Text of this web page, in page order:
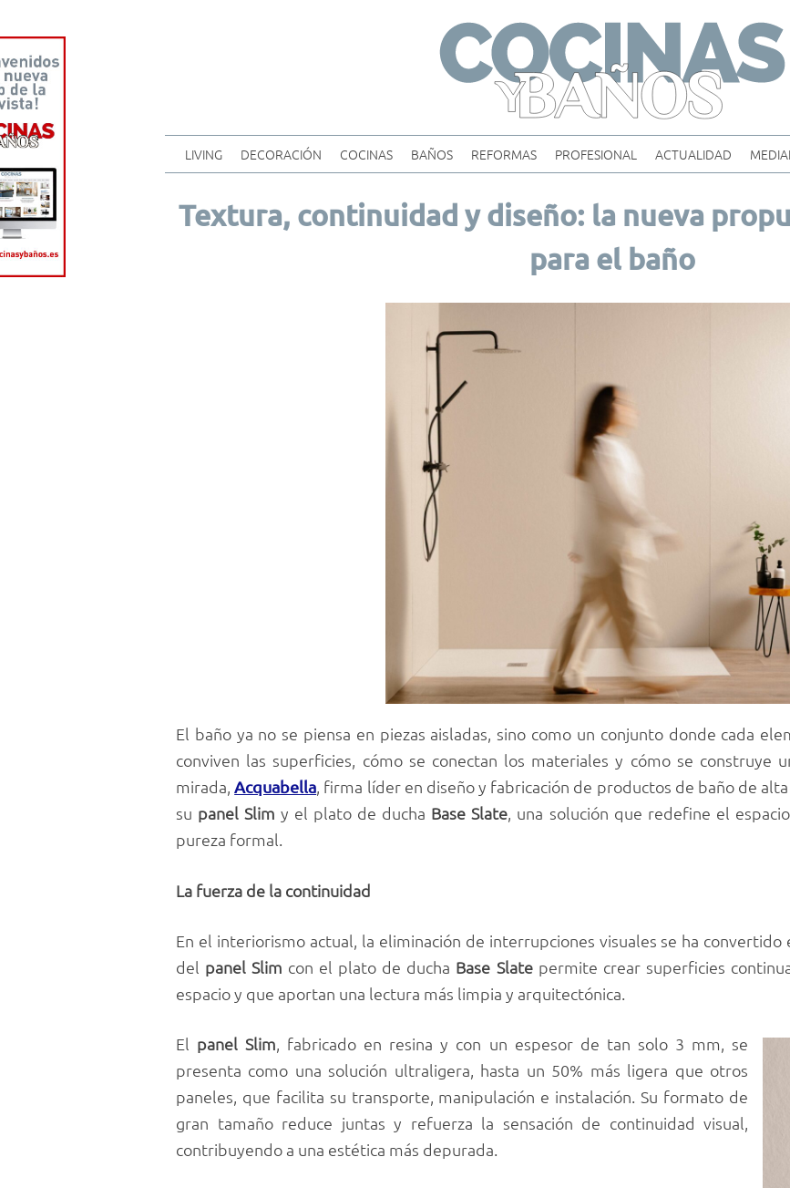
content
LIVING DECORACIÓN COCINAS BAÑOS REFORMAS PROFESIONAL ACTUALIDAD
Textura, continuidad y diseño: la nueva
para el baño
El baño ya no se piensa en piezas aisladas, sino como un conjunto donde cada
conviven las superficies, cómo se conectan los materiales y cómo se construye
mirada,Acquabella, firma líder en diseño y fabricación de productos de baño de
su panel Slim y el plato de ducha Base Slate, una solución que redefine el
pureza formal.
La fuerza de la continuidad
En el interiorismo actual, la eliminación de interrupciones visuales se ha convertido
del panel Slim con el plato de ducha Base Slatepermite crear superficies
espacio y que aportan una lectura más limpia y arquitectónica.
El panel Slim, fabricado en resina y con un espesor de tan solo 3 mm, se
presenta como una solución ultraligera, hasta un 50% más ligera que otros
paneles, que facilita su transporte, manipulación e instalación. Su formato de
gran tamaño reduce juntas y refuerza la sensación de continuidad visual,
contribuyendo a una estética más depurada.